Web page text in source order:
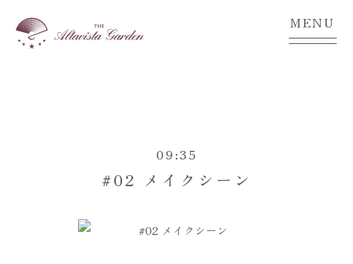
MENU
09:35
#02 メイクシーン